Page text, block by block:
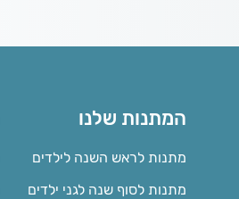
המתנות שלנו
מתנות לראש השנה לילדים
מתנות לסוף שנה לגני ילדים